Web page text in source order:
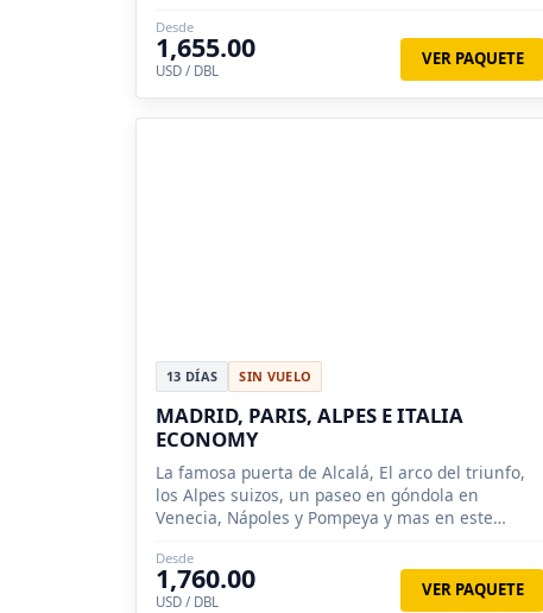
Desde
1,655.00
USD / DBL
VER PAQUETE
13 DÍAS SIN VUELO
MADRID, PARIS, ALPES E ITALIA
ECONOMY
La famosa puerta de Alcalá, El arco del triunfo,
los Alpes suizos, un paseo en góndola en
Venecia, Nápoles y Pompeya y mas en este
Desde
1,760.00
USD / DBL
VER PAQUETE